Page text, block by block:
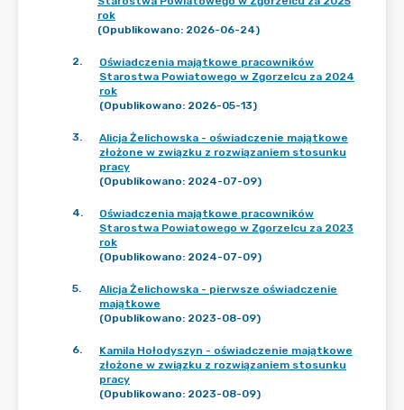
rok
(Opublikowano: 2026-06-24)
2.
Oświadczenia majątkowe pracowników
Starostwa Powiatowego w Zgorzelcu za 2024
rok
(Opublikowano: 2026-05-13)
3.
Alicja Żelichowska - oświadczenie majątkowe
złożone w związku z rozwiązaniem stosunku
pracy
(Opublikowano: 2024-07-09)
4.
Oświadczenia majątkowe pracowników
Starostwa Powiatowego w Zgorzelcu za 2023
rok
(Opublikowano: 2024-07-09)
5.
Alicja Żelichowska - pierwsze oświadczenie
majątkowe
(Opublikowano: 2023-08-09)
6.
Kamila Hołodyszyn - oświadczenie majątkowe
złożone w związku z rozwiązaniem stosunku
pracy
(Opublikowano: 2023-08-09)